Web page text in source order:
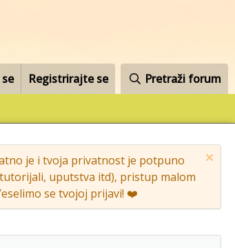
Registrirajte se Pretraži forum
je i tvoja privatnost je potpuno
uputstva itd), pristup malom
se tvojoj prijavi! ❤️